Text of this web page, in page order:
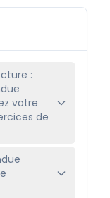
:
votre
de